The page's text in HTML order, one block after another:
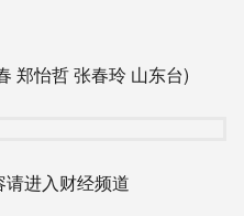
怡哲 张春玲 山东台)
进入财经频道